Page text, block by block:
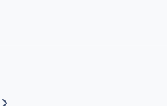
carousel slide
carousel slide